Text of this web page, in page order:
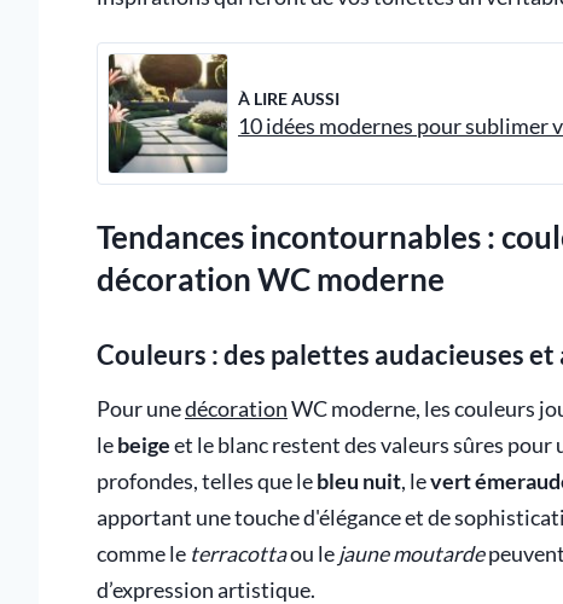
À LIRE AUSSI
10 idées modernes pour sublimer
Tendances incontournables :
décoration WC moderne
Couleurs : des palettes audacieuses et
Pour unedécorationWC moderne, les couleurs
lebeigeet le blanc restent des valeurs sûres
profondes, telles que lebleu nuit, levert
apportant une touche d'élégance et de
comme le terracottaou lejaune moutarde
d’expression artistique.